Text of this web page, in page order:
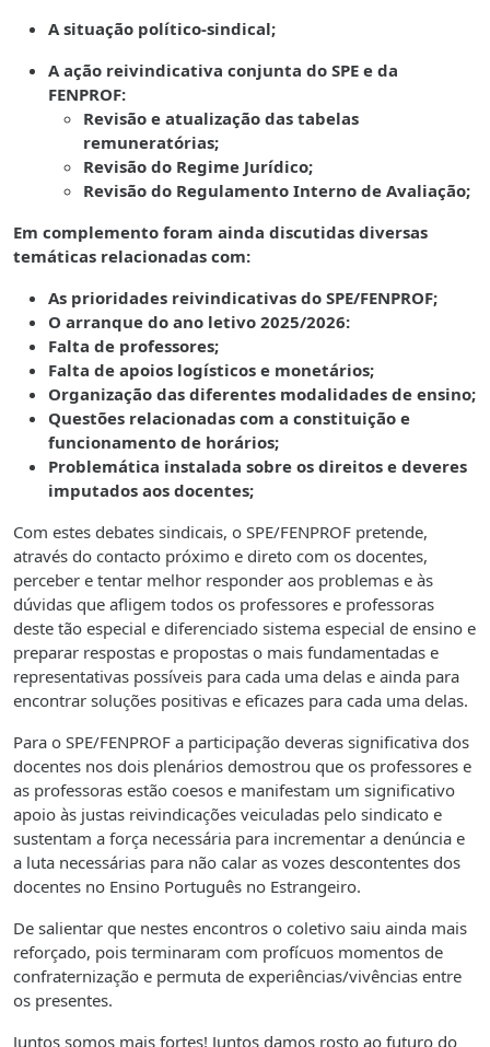
A situação político-sindical;
A ação reivindicativa conjunta do SPE e da
FENPROF:
Revisão e atualização das tabelas
remuneratórias;
Revisão do Regime Jurídico;
Revisão do Regulamento Interno de Avaliação;
Em complemento foram ainda discutidas diversas
temáticas relacionadas com:
As prioridades reivindicativas do SPE/FENPROF;
O arranque do ano letivo 2025/2026:
Falta de professores;
Falta de apoios logísticos e monetários;
Organização das diferentes modalidades de ensino;
Questões relacionadas com a constituição e
funcionamento de horários;
Problemática instalada sobre os direitos e deveres
imputados aos docentes;
Com estes debates sindicais, o SPE/FENPROF pretende,
através do contacto próximo e direto com os docentes,
perceber e tentar melhor responder aos problemas e às
dúvidas que afligem todos os professores e professoras
deste tão especial e diferenciado sistema especial de ensino e
preparar respostas e propostas o mais fundamentadas e
representativas possíveis para cada uma delas e ainda para
encontrar soluções positivas e eficazes para cada uma delas.
Para o SPE/FENPROF a participação deveras significativa dos
docentes nos dois plenários demostrou que os professores e
as professoras estão coesos e manifestam um significativo
apoio às justas reivindicações veiculadas pelo sindicato e
sustentam a força necessária para incrementar a denúncia e
a luta necessárias para não calar as vozes descontentes dos
docentes no Ensino Português no Estrangeiro.
De salientar que nestes encontros o coletivo saiu ainda mais
reforçado, pois terminaram com profícuos momentos de
confraternização e permuta de experiências/vivências entre
os presentes.
Juntos somos mais fortes! Juntos damos rosto ao futuro do